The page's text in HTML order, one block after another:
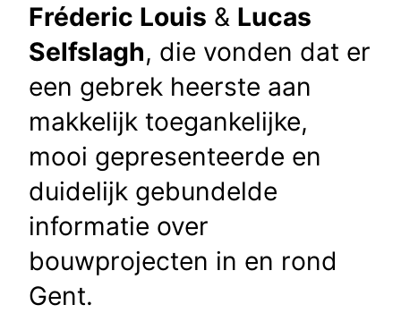
Fréderic Louis & Lucas
Selfslagh, die vonden dat er
een gebrek heerste aan
makkelijk toegankelijke,
mooi gepresenteerde en
duidelijk gebundelde
informatie over
bouwprojecten in en rond
Gent.